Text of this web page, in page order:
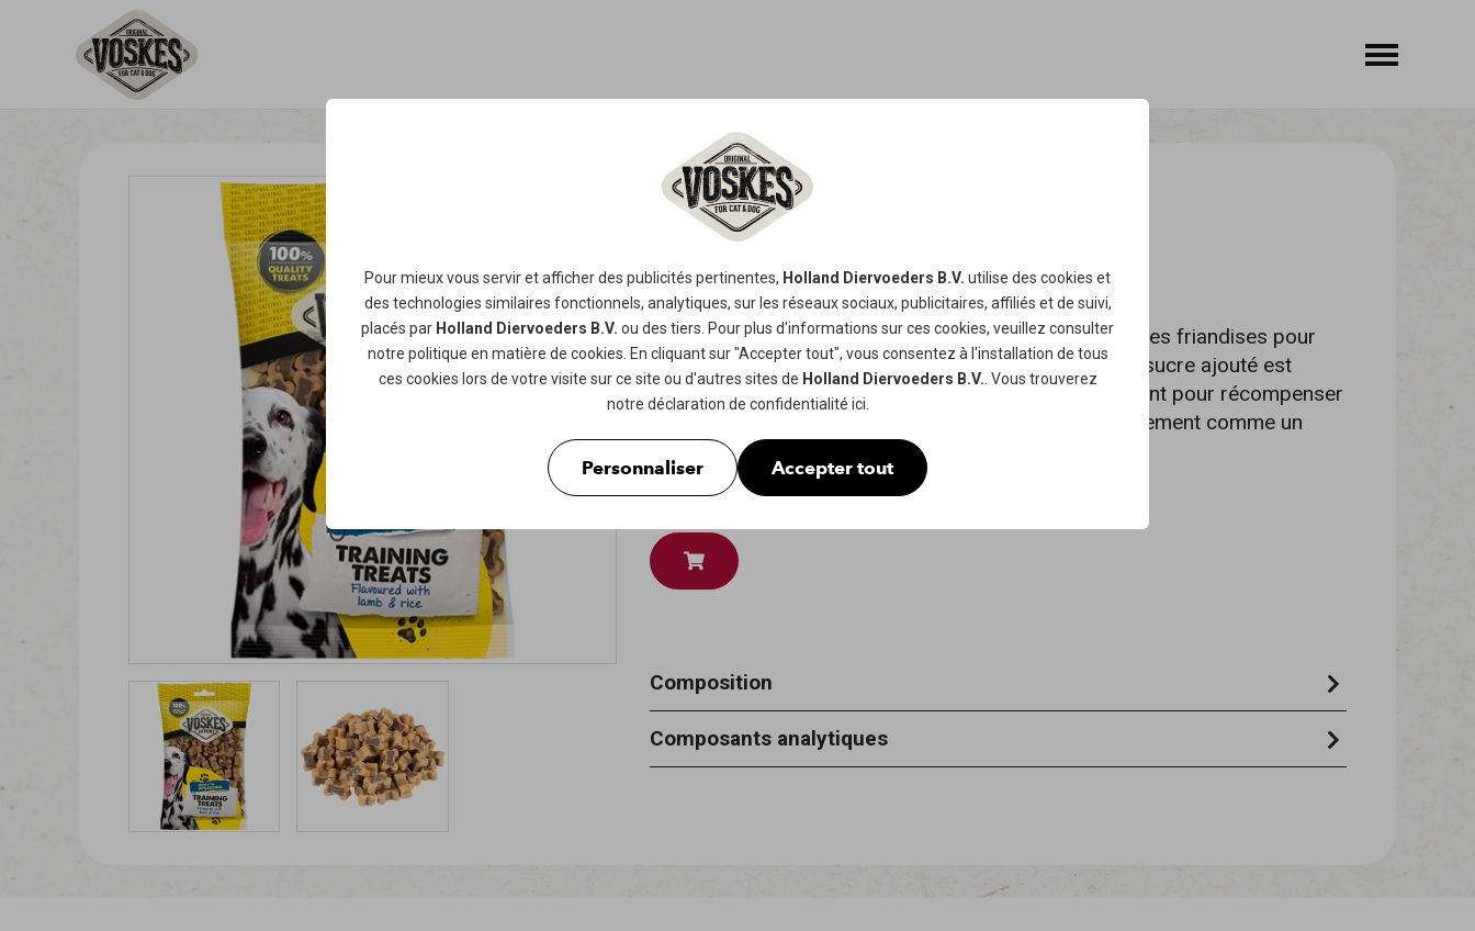
Pour mieux vous servir et afficher des publicités pertinentes, Holland Diervoeders B.V. utilise des cookies et
des technologies similaires fonctionnels, analytiques, sur les réseaux sociaux, publicitaires, affiliés et de suivi,
placés par Holland Diervoeders B.V. ou des tiers. Pour plus d'informations sur ces cookies, veuillez consulter
notre politique en matière de cookies . En cliquant sur "Accepter tout", vous consentez à l'installation de tous
ces cookies lors de votre visite sur ce site ou d'autres sites de Holland Diervoeders B.V. . Vous trouverez
notre déclaration de confidentialité ici.
Personnaliser Accepter tout
TRAINING TREATS
AGNEAU & RIZ
Voskes Training Treats Agneau & Riz sont de délicieuses friandises pour
chiens, tendres et en forme d'os. Cette friandise sans sucre ajouté est
parfaite pendant l'entraînement mais convient également pour récompenser
des chiens pour leur bon comportement ou tout simplement comme un
goûter savoureux entre les repas.
Disponible en
200gr
Composition
céréales, sous-produits d’origine végétale (2 % de farine de riz), huiles et
graisses, viandes et sous-produits d’animaux (2% de farine d’agneau)
Composants analytiques